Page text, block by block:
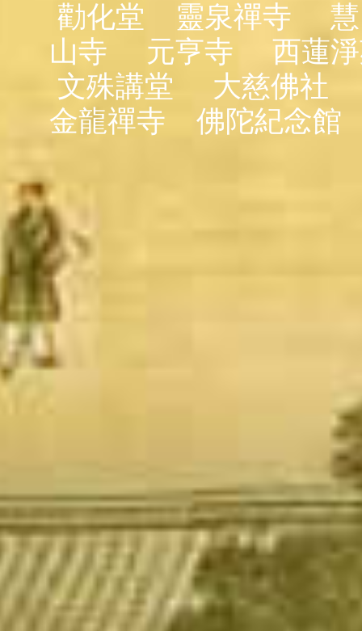
勸化堂
靈泉禪寺
山寺
元亨寺
西蓮
文殊講堂
大慈佛社
金龍禪寺
佛陀紀念館